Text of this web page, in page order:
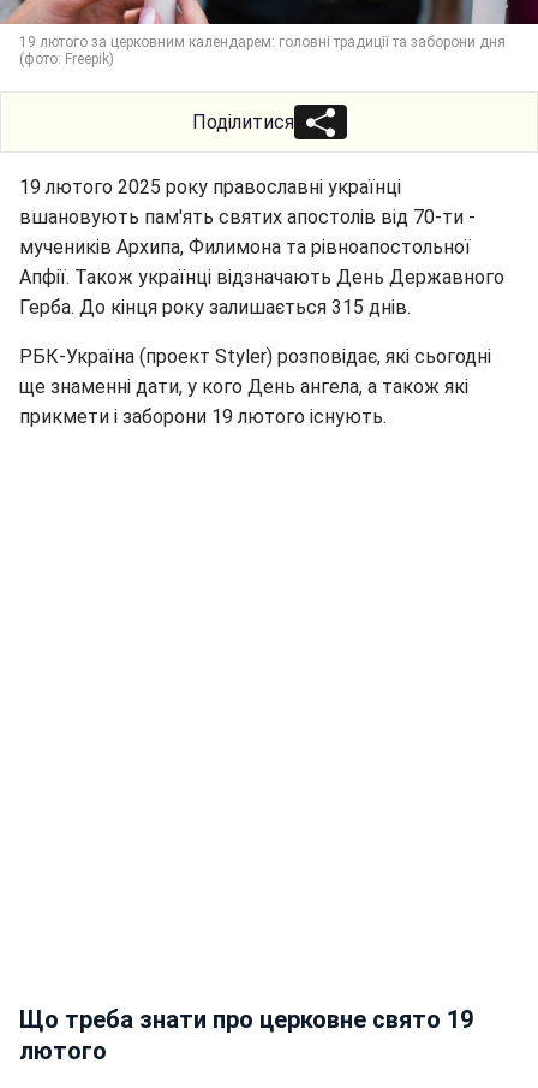
19 лютого за церковним календарем: головні традиції та заборони дня
(фото: Freepik)
Поділитися
19 лютого 2025 року православні українці
вшановують пам'ять святих апостолів від 70-ти -
мучеників Архипа, Филимона та рівноапостольної
Апфії. Також українці відзначають День Державного
Герба. До кінця року залишається 315 днів.
РБК-Україна (проект Styler) розповідає, які сьогодні
ще знаменні дати, у кого День ангела, а також які
прикмети і заборони 19 лютого існують.
Що треба знати про церковне свято 19
лютого